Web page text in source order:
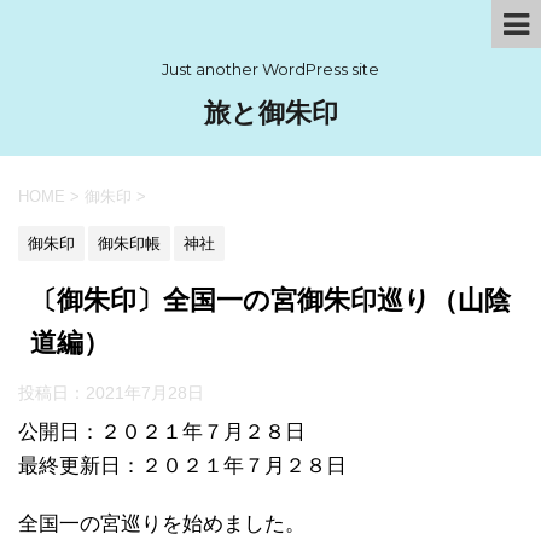
Just another WordPress site
旅と御朱印
HOME > 御朱印 >
御朱印 御朱印帳 神社
〔御朱印〕全国一の宮御朱印巡り（山陰
道編）
投稿日： 2021年7月28日
公開日：２０２１年７月２８日
最終更新日：２０２１年７月２８日
全国一の宮巡りを始めました。